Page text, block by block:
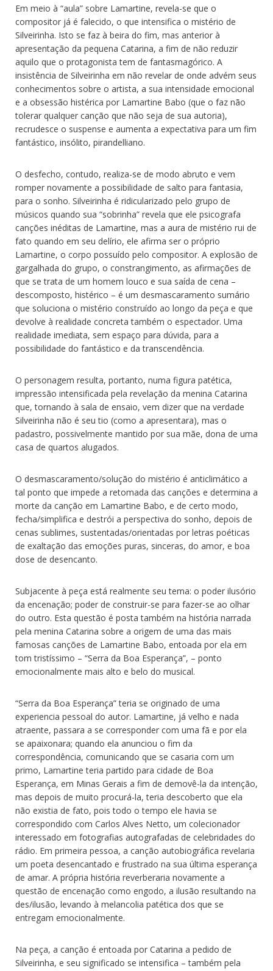
Em meio à “aula” sobre Lamartine, revela-se que o
compositor já é falecido, o que intensifica o mistério de
Silveirinha. Isto se faz à beira do fim, mas anterior à
apresentação da pequena Catarina, a fim de não reduzir
aquilo que o protagonista tem de fantasmagórico. A
insistência de Silveirinha em não revelar de onde advém seus
conhecimentos sobre o artista, a sua intensidade emocional
e a obsessão histérica por Lamartine Babo (que o faz não
tolerar qualquer canção que não seja de sua autoria),
recrudesce o suspense e aumenta a expectativa para um fim
fantástico, insólito, pirandelliano.
O desfecho, contudo, realiza-se de modo abruto e vem
romper novamente a possibilidade de salto para fantasia,
para o sonho. Silveirinha é ridicularizado pelo grupo de
músicos quando sua “sobrinha” revela que ele psicografa
canções inéditas de Lamartine, mas a aura de mistério rui de
fato quando em seu delírio, ele afirma ser o próprio
Lamartine, o corpo possuído pelo compositor. A explosão de
gargalhada do grupo, o constrangimento, as afirmações de
que se trata de um homem louco e sua saída de cena –
descomposto, histérico – é um desmascaramento sumário
que soluciona o mistério construído ao longo da peça e que
devolve à realidade concreta também o espectador. Uma
realidade imediata, sem espaço para dúvida, para a
possibilidade do fantástico e da transcendência.
O personagem resulta, portanto, numa figura patética,
impressão intensificada pela revelação da menina Catarina
que, tornando à sala de ensaio, vem dizer que na verdade
Silveirinha não é seu tio (como a apresentara), mas o
padastro, possivelmente mantido por sua mãe, dona de uma
casa de quartos alugados.
O desmascaramento/solução do mistério é anticlimático a
tal ponto que impede a retomada das canções e determina a
morte da canção em Lamartine Babo, e de certo modo,
fecha/simplifica e destrói a perspectiva do sonho, depois de
cenas sublimes, sustentadas/orientadas por letras poéticas
de exaltação das emoções puras, sinceras, do amor, e boa
dose de desencanto.
Subjacente à peça está realmente seu tema: o poder ilusório
da encenação; poder de construir-se para fazer-se ao olhar
do outro. Esta questão é posta também na história narrada
pela menina Catarina sobre a origem de uma das mais
famosas canções de Lamartine Babo, entoada por ela em
tom tristíssimo – “Serra da Boa Esperança”, – ponto
emocionalmente mais alto e belo do musical.
“Serra da Boa Esperança” teria se originado de uma
experiencia pessoal do autor. Lamartine, já velho e nada
atraente, passara a se corresponder com uma fã e por ela
se apaixonara; quando ela anunciou o fim da
correspondência, comunicando que se casaria com um
primo, Lamartine teria partido para cidade de Boa
Esperança, em Minas Gerais a fim de demovê-la da intenção,
mas depois de muito procurá-la, teria descoberto que ela
não existia de fato, pois todo o tempo ele havia se
correspondido com Carlos Alves Netto, um colecionador
interessado em fotografias autografadas de celebridades do
rádio. Em primeira pessoa, a canção autobiográfica revelaria
um poeta desencantado e frustrado na sua última esperança
de amar. A própria história reverberaria novamente a
questão de encenação como engodo, a ilusão resultando na
des/ilusão, levando à melancolia patética dos que se
entregam emocionalmente.
Na peça, a canção é entoada por Catarina a pedido de
Silveirinha, e seu significado se intensifica – também pela